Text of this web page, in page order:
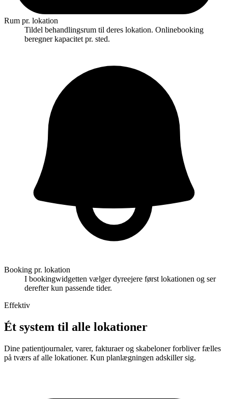
Rum pr. lokation
Tildel behandlingsrum til deres lokation. Onlinebooking
beregner kapacitet pr. sted.
Booking pr. lokation
I bookingwidgetten vælger dyreejere først lokationen og ser
derefter kun passende tider.
Effektiv
Ét system til alle lokationer
Dine patientjournaler, varer, fakturaer og skabeloner forbliver fælles
på tværs af alle lokationer. Kun planlægningen adskiller sig.